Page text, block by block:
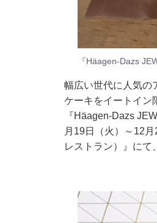
『Häagen-Dazs
幅広い世代に人気の
ケーキをイートイン
『Häagen-Dazs
月19日（火）～12
レストラン）』にて